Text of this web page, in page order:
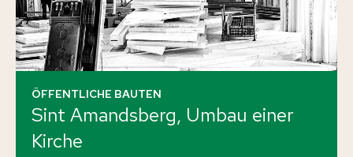
ÖFFENTLICHE BAUTEN
Sint Amandsberg, Umbau einer
Kirche